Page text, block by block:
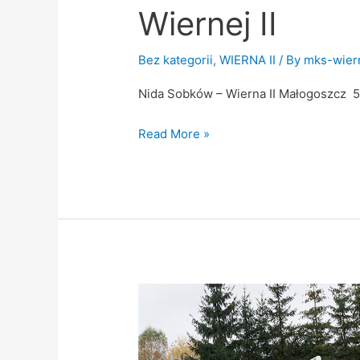
Wiernej II
Bez kategorii,WIERNA II / By mks-
Nida Sobków – Wierna II Małogoszcz 5
Read More »
Wiernej